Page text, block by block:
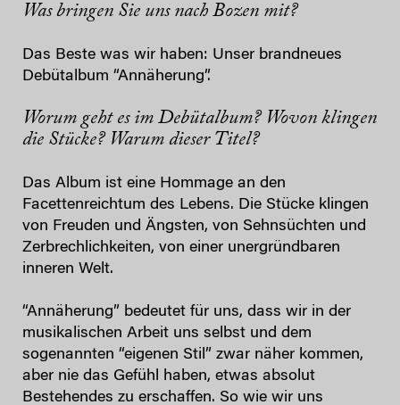
Was bringen Sie uns nach Bozen mit?
Das Beste was wir haben: Unser brandneues
Debütalbum “Annäherung”.
Worum geht es im Debütalbum? Wovon klingen
die Stücke? Warum dieser Titel?
Das Album ist eine Hommage an den
Facettenreichtum des Lebens. Die Stücke klingen
von Freuden und Ängsten, von Sehnsüchten und
Zerbrechlichkeiten, von einer unergründbaren
inneren Welt.
“Annäherung” bedeutet für uns, dass wir in der
musikalischen Arbeit uns selbst und dem
sogenannten “eigenen Stil” zwar näher kommen,
aber nie das Gefühl haben, etwas absolut
Bestehendes zu erschaffen. So wie wir uns